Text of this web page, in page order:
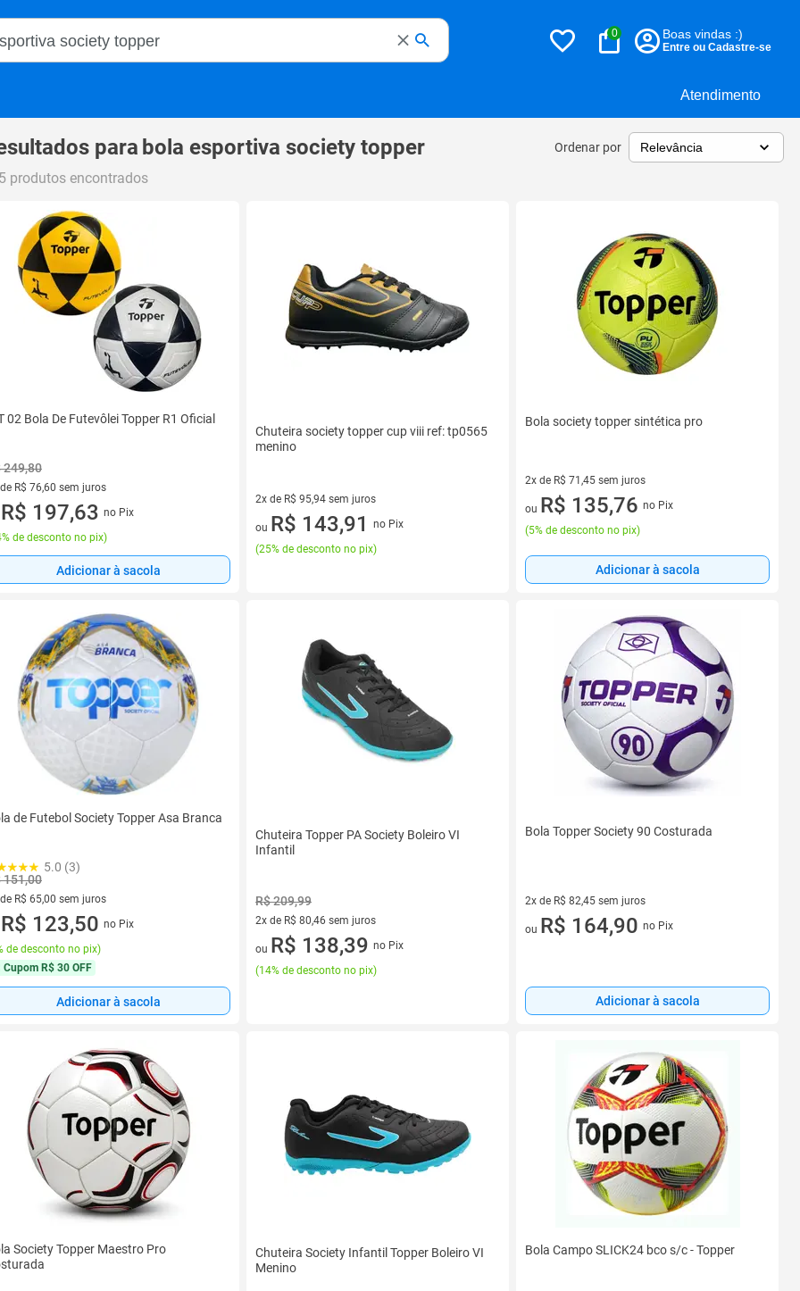
Atendimento
Magalu
0 Boas vindas :)
Entre ou Cadastre-se
para bola esportiva society topper Ordenar por
produtos encontrados
02 Bola De Futevôlei Topper R1 Oficial
249,80
R$ 76,60 sem juros
de R$ 76,60 sem juros
R$ 197,63 no Pix
de desconto no pix)
Adicionar à sacola
Chuteira society topper cup viii ref: tp0565
menino
2x de R$ 95,94 sem juros
2 vez de R$ 95,94 sem juros
ou R$ 143,91
no Pix
(25% de desconto no pix)
Bola society topper sintética pro
2x de R$ 71,45 sem juros
2 vez de R$ 71,45 sem juros
ou R$ 135,76 no Pix
(5% de desconto no pix)
Adicionar à sacola
de Futebol Society Topper Asa Branca
5.0 (3)
151,00
R$ 65,00 sem juros
de R$ 65,00 sem juros
R$ 123,50 no Pix
de desconto no pix)
Cupom R$ 30 OFF
Adicionar à sacola
Chuteira Topper PA Society Boleiro VI
Infantil
R$ 209,99
2x de R$ 80,46 sem juros
2 vez de R$ 80,46 sem juros
ou R$ 138,39 no Pix
(14% de desconto no pix)
Bola Topper Society 90 Costurada
2x de R$ 82,45 sem juros
2 vez de R$ 82,45 sem juros
ou R$ 164,90 no Pix
Adicionar à sacola
Society Topper Maestro Pro
Chuteira Society Infantil Topper Boleiro VI
Menino
Bola Campo SLICK24 bco s/c - Topper